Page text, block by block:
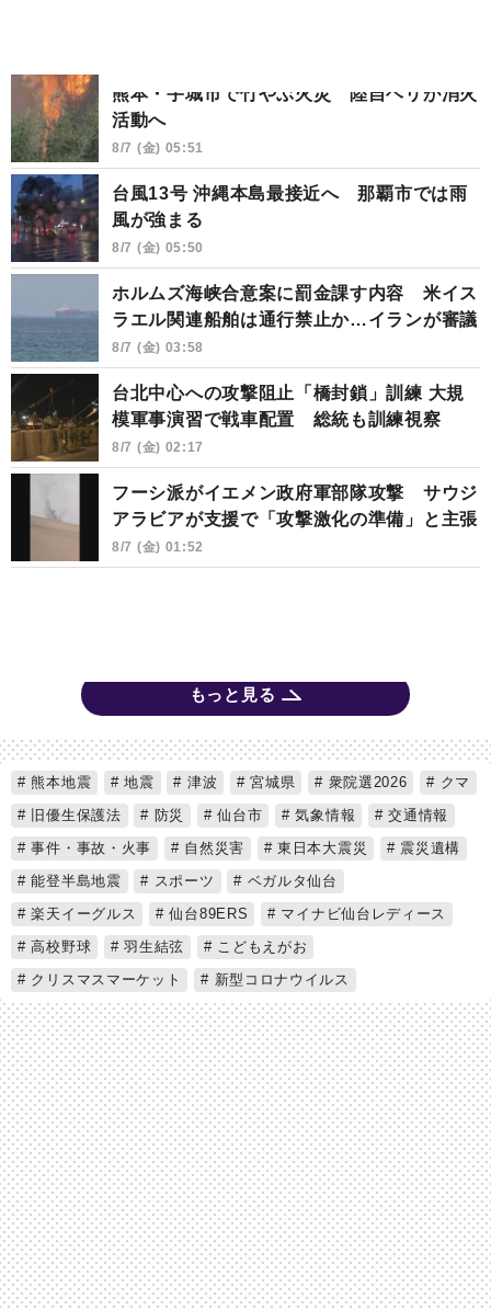
熊本・宇城市で竹やぶ火災 陸自ヘリが消火
活動へ
8/7 (金) 05:51
台風13号 沖縄本島最接近へ 那覇市では雨
風が強まる
8/7 (金) 05:50
ホルムズ海峡合意案に罰金課す内容 米イス
ラエル関連船舶は通行禁止か…イランが審議
8/7 (金) 03:58
台北中心への攻撃阻止「橋封鎖」訓練 大規
模軍事演習で戦車配置 総統も訓練視察
8/7 (金) 02:17
フーシ派がイエメン政府軍部隊攻撃 サウジ
アラビアが支援で「攻撃激化の準備」と主張
8/7 (金) 01:52
もっと見る
熊本地震 地震 津波 宮城県 衆院選2026
クマ
旧優生保護法
防災 仙台市 気象情報
交通情報
事件・事故・火事
自然災害 東日本大震災
震災遺構
能登半島地震
スポーツ
ベガルタ仙台
楽天イーグルス
仙台89ERS
マイナビ仙台レディース
高校野球
羽生結弦
こどもえがお
クリスマスマーケット
新型コロナウイルス